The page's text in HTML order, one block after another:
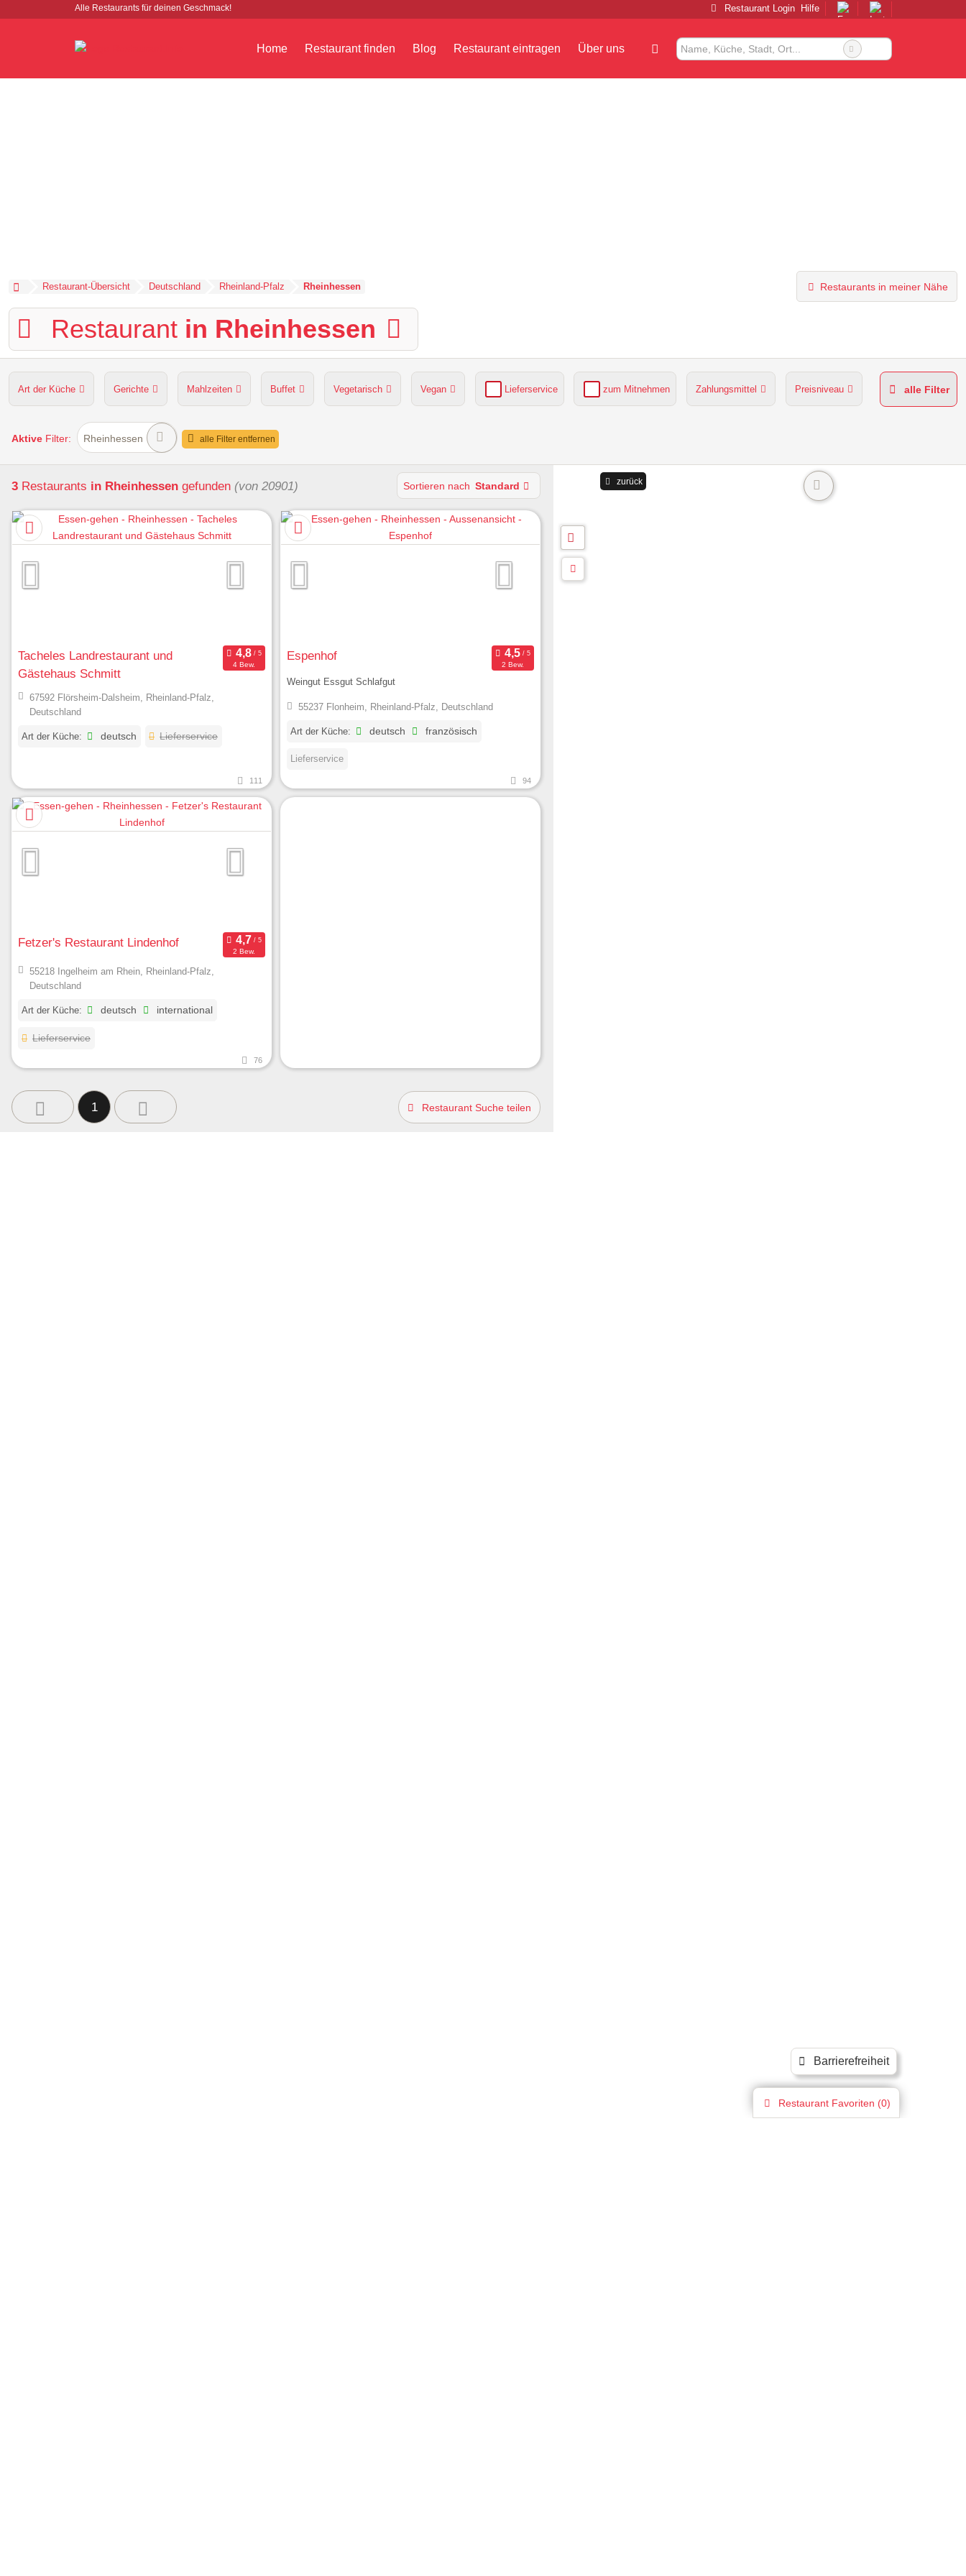
Alle Restaurants für deinen Geschmack!
Barrierefreiheit
Restaurant Login Hilfe
Home Restaurant finden Blog Restaurant eintragen Über uns
Restaurant-Übersicht Deutschland Rheinland-Pfalz Rheinhessen Restaurants in meiner Nähe
Restaurant in Rheinhessen
Art der Küche Gerichte Mahlzeiten Buffet Vegetarisch Vegan Lieferservice zum Mitnehmen Zahlungsmittel Preisniveau
Hunde erlaubt Kapazität Sitzplätze im Freien
alle Filter
Aktive Filter: Rheinhessen alle Filter entfernen
3 Restaurants in Rheinhessen gefunden (von 20901) Sortieren nach Standard
Tacheles Landrestaurant und
Gästehaus Schmitt
4 Bew.
67592 Flörsheim-Dalsheim, Rheinland-Pfalz,
Deutschland
Art der Küche: deutsch Lieferservice
111
Espenhof
2 Bew.
Weingut Essgut Schlafgut
55237 Flonheim, Rheinland-Pfalz, Deutschland
Art der Küche: deutsch französisch
Lieferservice
94
Fetzer's Restaurant Lindenhof
2 Bew.
55218 Ingelheim am Rhein, Rheinland-Pfalz,
Deutschland
Art der Küche: deutsch international
Lieferservice
76
1 Restaurant Suche teilen
Restaurant Favoriten (0)
zurück